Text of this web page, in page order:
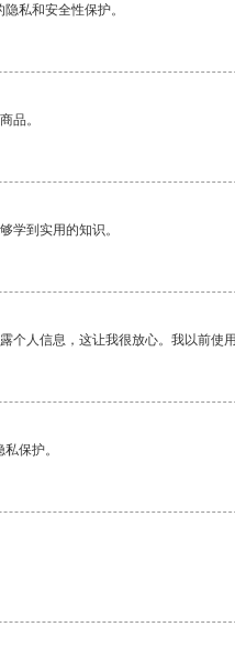
私和安全性保护。
品。
学到实用的知识。
个人信息，这让我很放心。我以前使
保护。